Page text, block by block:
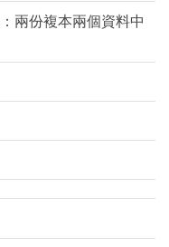
兩份複本兩個資料中